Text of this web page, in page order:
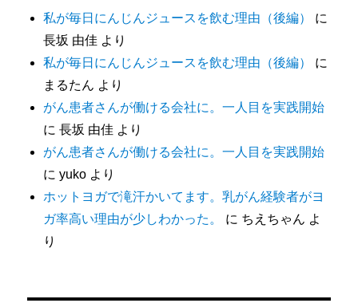
私が毎日にんじんジュースを飲む理由（後編）
に
長坂 由佳 より
私が毎日にんじんジュースを飲む理由（後編）
に
まるたん より
がん患者さんが働ける会社に。一人目を実践開始
に長坂 由佳 より
がん患者さんが働ける会社に。一人目を実践開始
にyuko より
ホットヨガで滝汗かいてます。乳がん経験者がヨ
ガ率高い理由が少しわかった。
に ちえちゃん よ
り